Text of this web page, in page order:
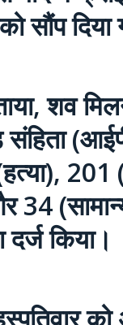
सौंप दिया
शव
संहिता
34
किया।